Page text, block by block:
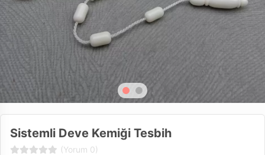
Sistemli Deve Kemiği Tesbih
(Yorum 0)